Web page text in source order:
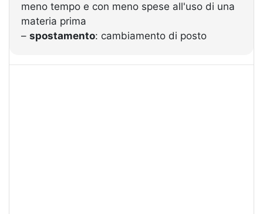
meno tempo e con meno spese all'uso di una
materia prima
– spostamento: cambiamento di posto